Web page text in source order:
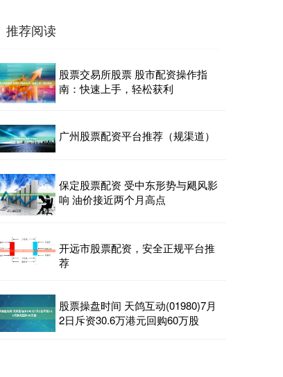
推荐阅读
股票交易所股票 股市配资操作指
南：快速上手，轻松获利
广州股票配资平台推荐（规渠道）
保定股票配资 受中东形势与飓风影
响 油价接近两个月高点
开远市股票配资，安全正规平台推
荐
股票操盘时间 天鸽互动(01980)7月
2日斥资30.6万港元回购60万股